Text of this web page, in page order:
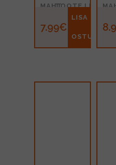
MAHTTOOTE LIIK
Siirup
7.99€
LISA
OSTUKORVI